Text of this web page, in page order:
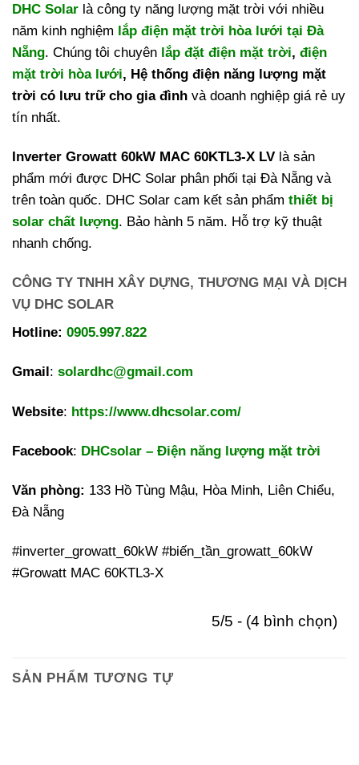
DHC Solar là công ty năng lượng mặt trời với nhiều
năm kinh nghiệm lắp điện mặt trời hòa lưới tại Đà
Nẵng. Chúng tôi chuyên lắp đặt điện mặt trời, điện
mặt trời hòa lưới, Hệ thống điện năng lượng mặt
trời có lưu trữ cho gia đình và doanh nghiệp giá rẻ uy
tín nhất.
Inverter Growatt 60kW MAC 60KTL3-X LV là sản
phẩm mới được DHC Solar phân phối tại Đà Nẵng và
trên toàn quốc. DHC Solar cam kết sản phẩm thiết bị
solar chất lượng. Bảo hành 5 năm. Hỗ trợ kỹ thuật
nhanh chống.
CÔNG TY TNHH XÂY DỰNG, THƯƠNG MẠI VÀ DỊCH
VỤ DHC SOLAR
Hotline: 0905.997.822
Gmail : solardhc@gmail.com
Website: https://www.dhcsolar.com/
Facebook: DHCsolar – Điện năng lượng mặt trời
Văn phòng: 133 Hồ Tùng Mậu, Hòa Minh, Liên Chiểu,
Đà Nẵng
#inverter_growatt_60kW #biến_tần_growatt_60kW
#Growatt MAC 60KTL3-X
5/5 - (4 bình chọn)
SẢN PHẨM TƯƠNG TỰ